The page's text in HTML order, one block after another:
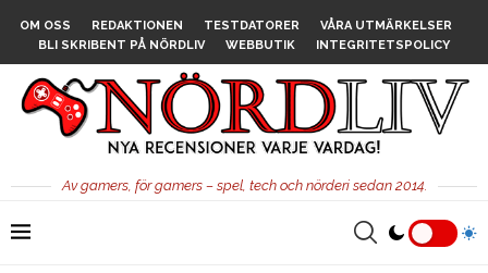
OM OSS REDAKTIONEN TESTDATORER
VÅRA UTMÄRKELSER
BLI SKRIBENT PÅ NÖRDLIV
WEBBUTIK INTEGRITETSPOLICY
Av gamers, för gamers – spel, tech och nörderi sedan 2014.